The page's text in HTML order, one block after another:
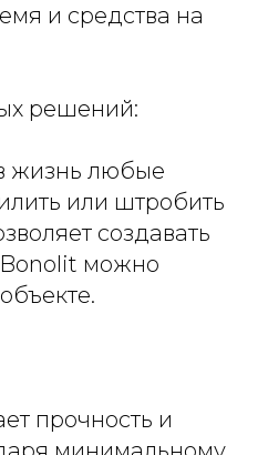
и средства на
решений:
жизнь любые
или штробить
создавать
можно
прочность и